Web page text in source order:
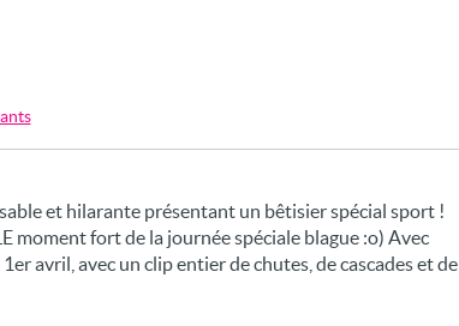
et hilarante présentant un bêtisier spécial sport !
moment fort de la journée spéciale blague :o) Avec
avril, avec un clip entier de chutes, de cascades et de